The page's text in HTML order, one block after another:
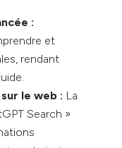
:
et
rendant
le web : La
Search »